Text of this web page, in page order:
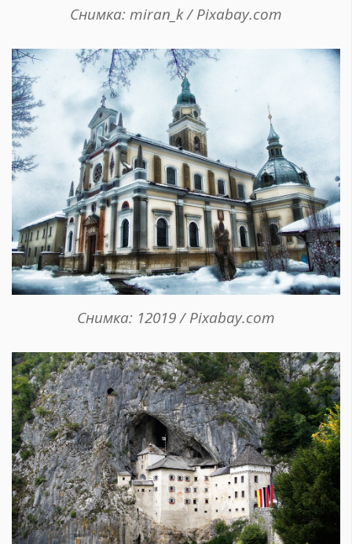
Снимка: miran_k / Pixabay.com
Снимка: 12019 / Pixabay.com